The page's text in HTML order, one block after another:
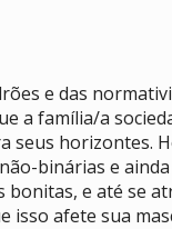
e das
a família/a
seus horizontes.
binárias e
bonitas, e até se
isso afete sua